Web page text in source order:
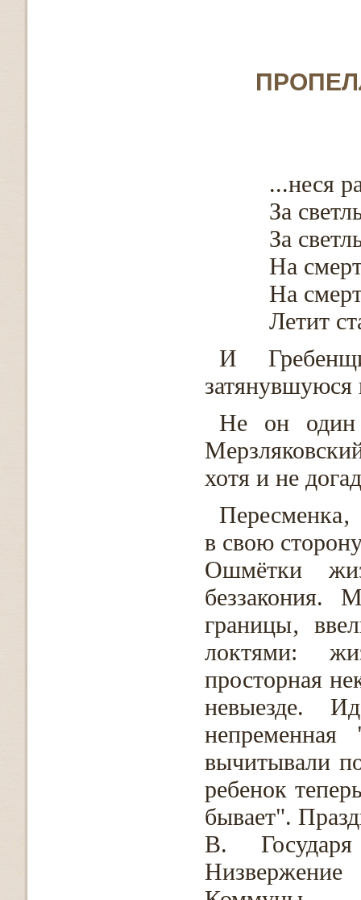
...неся
За
За
На
На
Летит
И
затянувшуюся
Не он один
хотя и не
в свою
Ошмётки
беззакония.
границы‚
локтями:
просторная
невыезде.
вычитывали
ребенок
бывает".
В.